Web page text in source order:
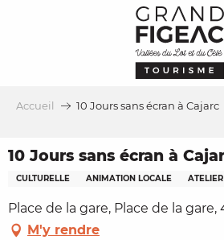
Accueil 10 Jours sans écran à Cajarc
10 Jours sans écran à
CULTURELLE ANIMATION LOCALE ATELIER
Place de la gare, Place de la gare,
M'y rendre